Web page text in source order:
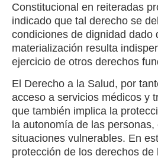
Constitucional en reiteradas
indicado que tal derecho se
condiciones de dignidad dado
materialización resulta
ejercicio de otros derechos
El Derecho a la Salud, por
acceso a servicios médicos y
que también implica la
la autonomía de las
situaciones vulnerables. En
protección de los derechos de